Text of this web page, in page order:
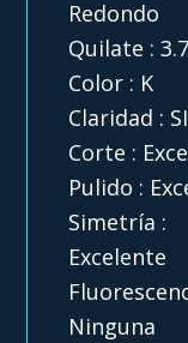
Redondo
Quilate :
Color : K
Claridad :
Corte :
Pulido :
Simetría :
Excelente
Ninguna